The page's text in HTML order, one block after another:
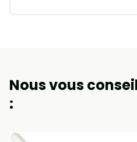
Nous vous
: